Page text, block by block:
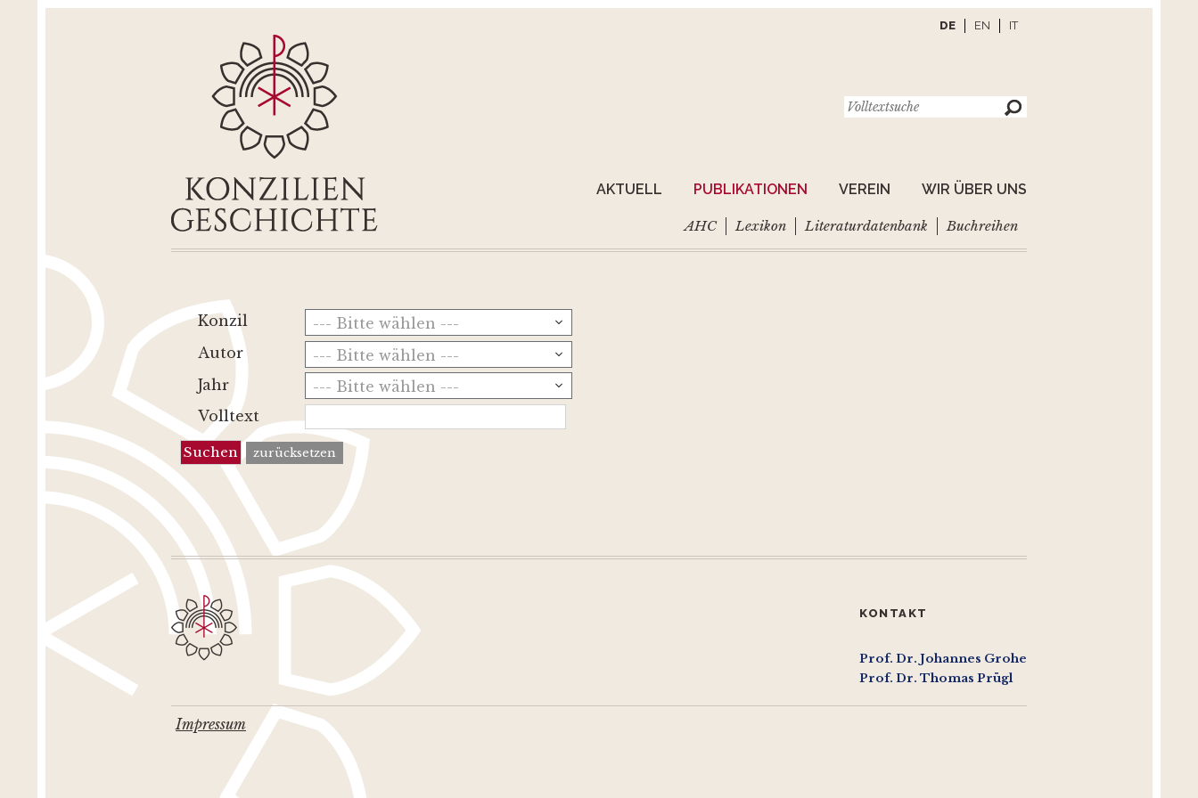
DE EN IT
AKTUELL PUBLIKATIONEN VEREIN WIR ÜBER UNS
AHC Lexikon Literaturdatenbank Buchreihen
Konzil
--- Bitte wählen ---
Autor
--- Bitte wählen ---
Jahr
--- Bitte wählen ---
Volltext
zurücksetzen
KONTAKT
Prof. Dr. Johannes Grohe
Prof. Dr. Thomas Prügl
Impressum